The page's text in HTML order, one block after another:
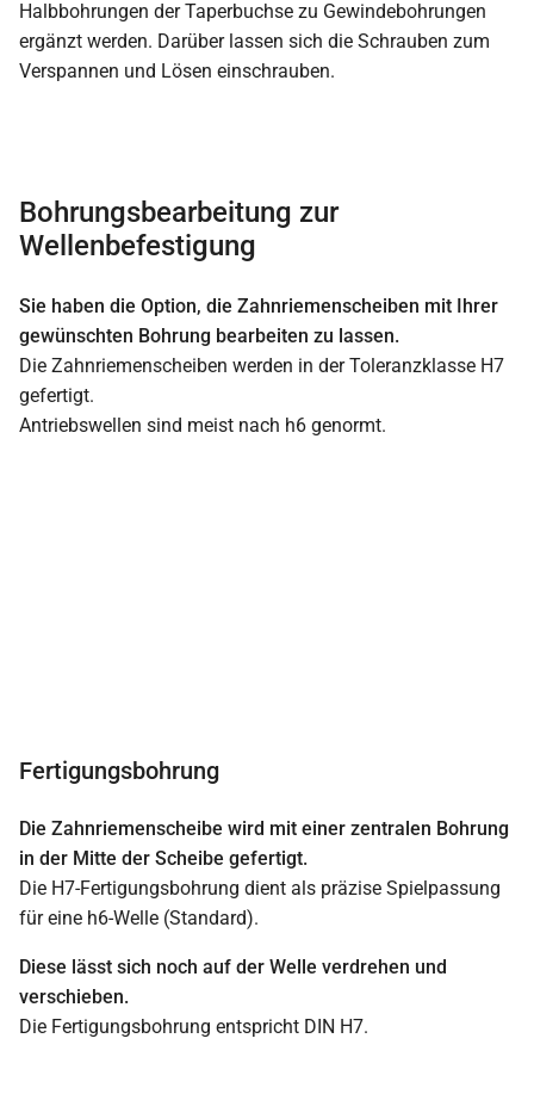
Halbbohrungen der Taperbuchse zu Gewindebohrungen
ergänzt werden. Darüber lassen sich die Schrauben zum
Verspannen und Lösen einschrauben.
Bohrungsbearbeitung zur
Wellenbefestigung
Sie haben die Option, die Zahnriemenscheiben mit Ihrer
gewünschten Bohrung bearbeiten zu lassen.
Die Zahnriemenscheiben werden in der Toleranzklasse H7
gefertigt.
Antriebswellen sind meist nach h6 genormt.
Fertigungsbohrung
Die Zahnriemenscheibe wird mit einer zentralen Bohrung
in der Mitte der Scheibe gefertigt.
Die H7-Fertigungsbohrung dient als präzise Spielpassung
für eine h6-Welle (Standard).
Diese lässt sich noch auf der Welle verdrehen und
verschieben.
Die Fertigungsbohrung entspricht DIN H7.